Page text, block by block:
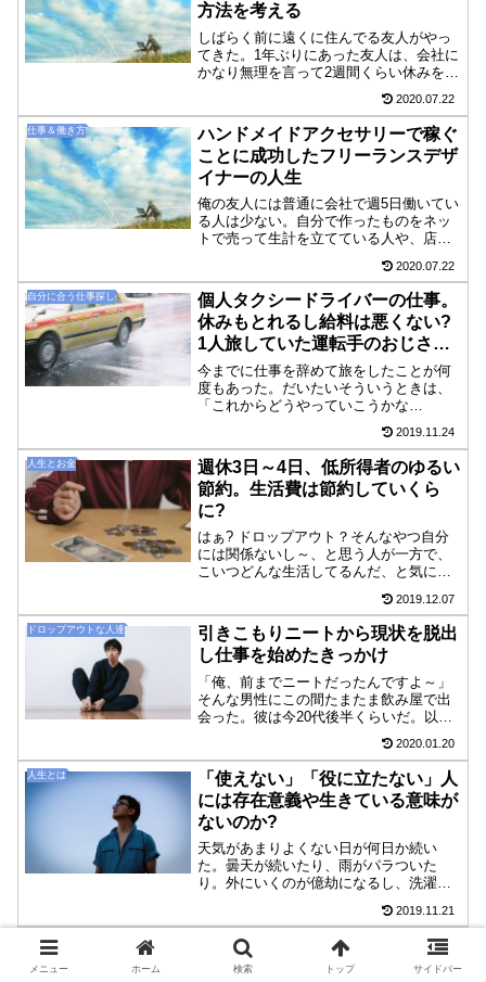
方法を考える
しばらく前に遠くに住んでる友人がやっ
てきた。1年ぶりにあった友人は、会社に
かなり無理を言って2週間くらい休みをと
最初は料理にあって、1度東京に出てきて
飲食業に従事していたのだが、食べ物へ
の関心が深まり自給...
2020.07.22
仕事＆働き方
ハンドメイドアクセサリーで稼ぐ
ことに成功したフリーランスデザ
イナーの人生
俺の友人には普通に会社で週5日働いてい
る人は少ない。自分で作ったものをネッ
トで売って生計を立てている人や、店舗
仕事をフリーランスでしていたり、適当
な仕事をしながら音楽をやったり、絵を
描いていたりする。とい...
2020.07.22
自分に合う仕事探し
個人タクシードライバーの仕事。
休みもとれるし給料は悪くない?
1人旅していた運転手のおじさん
に聞いた
今までに仕事を辞めて旅をしたことが何
度もあった。だいたいそういうときは、
「これからどうやっていこうかな
がら旅をすることになるんだけれど、そ
ういう心もとない状態を一変させてくれ
るのは旅をしている最中の出会い...
2019.11.24
人生とお金
週休3日～4日、低所得者のゆるい
節約。生活費は節約していくら
に?
はぁ? ドロップアウト？そんなやつ自分
には関係ないし～、と思う人が一方で、
こいつどんな生活してるんだ、と気にな
う週5勤務で働くつもりはなくなってしま
った。週5日以上の仕事だと自分の時間が
なくなって、自分の...
2019.12.07
ドロップアウトな人達
引きこもりニートから現状を脱出
し仕事を始めたきっかけ
「俺、前までニートだったんですよ～」
そんな男性にこの間たまたま飲み屋で出
会った。彼は今20代後半くらいだ。以前
たらしい。今は会社で働いているのだと
いう。完全ニート状態から会社員という
違う世界に一気に入っ...
2020.01.20
人生とは
「使えない」「役に立たない」人
には存在意義や生きている意味が
ないのか?
天気があまりよくない日が何日か続い
た。曇天が続いたり、雨がパラついた
り。外にいくのが億劫になるし、洗濯物
を見ながら思っている自分がいる。しか
し雨がふらなければ、植物は成長しない
し、動物だって飲み水を探すの...
2019.11.21
人生とは
人生には、ついてないときや不幸
や不運に突然遭遇することもある
メニュー ホーム 検索 トップ サイドバー